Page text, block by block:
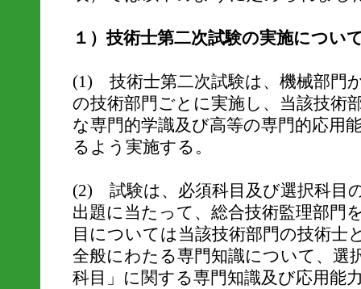
１）技術士第二次試験の実施につい
(1) 技術士第二次試験は、機械部門
の技術部門ごとに実施し、当該技術
な専門的学識及び高等の専門的応用
るよう実施する。
(2) 試験は、必須科目及び選択科目
出題に当たって、総合技術監理部門
目については当該技術部門の技術士
全般にわたる専門知識について、選
科目」に関する専門知識及び応用能